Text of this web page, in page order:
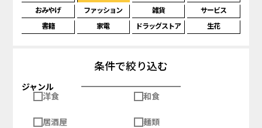
おみやげ ファッション 雑貨
サービス
書籍
家電 ドラッグストア 生花
条件で絞り込む
ジャンル
洋食
和食
居酒屋 麺類